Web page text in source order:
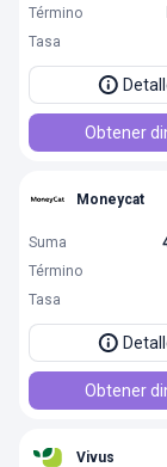
Término
Tasa
Obtener
Moneycat
Suma
Término
Tasa
Obtener
Vivus